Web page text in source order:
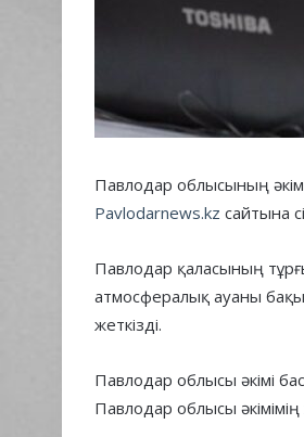
Павлодар облысының
Рavlodarnews.kz сайтына
Павлодар қаласының
атмосфералық ауаны
жеткізді.
Павлодар облысы әкімі
Павлодар облысы